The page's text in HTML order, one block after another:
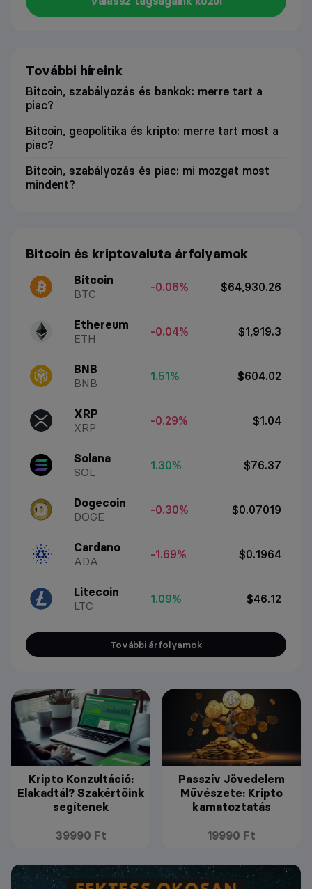
További híreink
Bitcoin, szabályozás és bankok: merre tart a
piac?
Bitcoin, geopolitika és kripto: merre tart most a
piac?
Bitcoin, szabályozás és piac: mi mozgat most
mindent?
Bitcoin és kriptovaluta árfolyamok
Bitcoin
BTC
-0.06% $64,930.26
Ethereum
ETH
-0.04% $1,919.3
BNB
BNB
1.51% $604.02
XRP
XRP
-0.29% $1.04
Solana
SOL
1.30% $76.37
Dogecoin
DOGE
-0.30% $0.07019
Cardano
ADA
-1.69% $0.1964
Litecoin
LTC
1.09% $46.12
További árfolyamok
Kripto Konzultáció:
Elakadtál? Szakértőink
segítenek
39990 Ft
Passzív Jövedelem
Művészete: Kripto
kamatoztatás
19990 Ft